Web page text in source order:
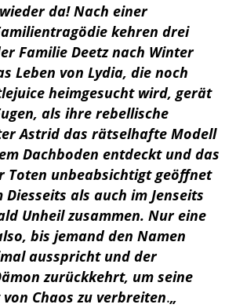
da! Nach einer
kehren drei
Familie Deetz nach Winter
Leben von Lydia, die noch
heimgesucht wird, gerät
als ihre rebellische
Astrid das rätselhafte Modell
Dachboden entdeckt und das
Toten unbeabsichtigt geöffnet
als auch im Jenseits
Unheil zusammen. Nur eine
bis jemand den Namen
ausspricht und der
zurückkehrt, um seine
Chaos zu verbreiten.„